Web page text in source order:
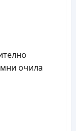
очила